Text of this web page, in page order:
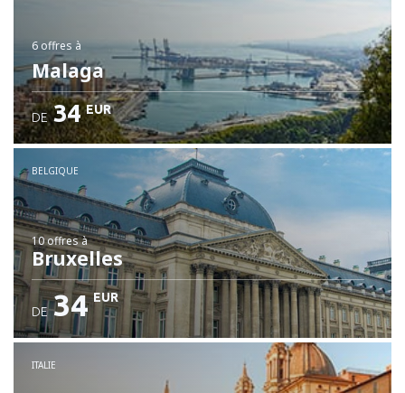
6 offresà
Malaga
DE 34 EUR
BELGIQUE
10 offresà
Bruxelles
DE 34 EUR
ITALIE